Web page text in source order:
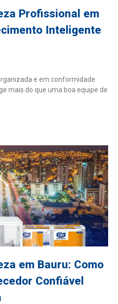
Profissional em
Inteligente
e em conformidade
mais do que uma boa equipe de
em Bauru: Como
Confiável